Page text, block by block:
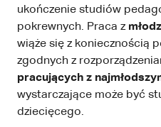
ukończenie studiów
pokrewnych. Praca z
wiąże się z koniecznością
zgodnych z
pracujących z
wystarczające może być
dziecięcego.